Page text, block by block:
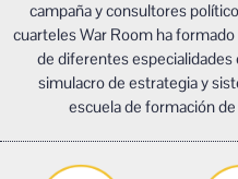
campaña y consultores
cuarteles War Room ha
de diferentes
simulacro de estrategia y
escuela de formación